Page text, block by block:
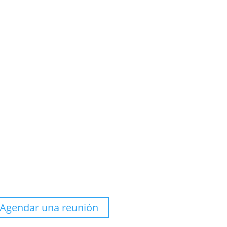
Agendar una reunión